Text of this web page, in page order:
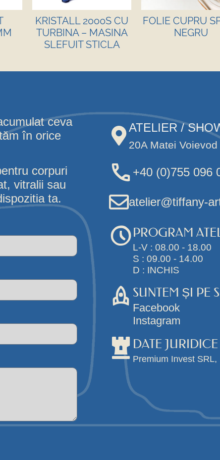
KRISTALL 2000S CU
TURBINA – MASINA
SLEFUIT STICLA
FOLIE CUPRU
NEGRU
ceva
în orice
corpuri
vitralii sau
ta.
ATELIER /
20A Matei
+40 (0)755 096
atelier@tiffany-
PROGRAM
L-V : 08.00 - 18.00
S : 09.00 - 14.00
D : INCHIS
SUNTEM ȘI PE
Facebook
Instagram
DATE JURIDICE
Premium Invest